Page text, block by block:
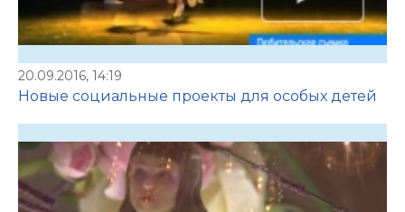
20.09.2016, 14:19
Новые социальные проекты для особых детей